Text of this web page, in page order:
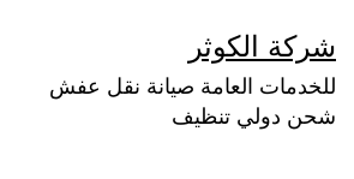
إلى
المحتوى
شركة الكوثر
للخدمات العامة صيانة نقل عفش
شحن دولي تنظيف